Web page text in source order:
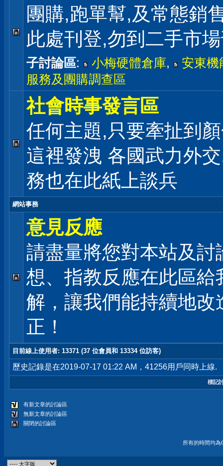
團購,跑單幫,及常態銷
此處刊登,勿到二手市
子討論區: 小梅硬體倉庫,
安東機
服務及團購調查區
社會時事發言區
任何主題,只要牽扯到
這裡發洩 各國武力外
務也在此紙上談兵
網站事務
意見反應
請盡量將您對本站及討
想、指教反應在此區給
解，讓我們能持續地改
正！
目前線上使用者: 13371 (37 位會員和 13334 位訪客)
歷史記錄是在2019-07-17 01:22 AM，41256用戶同時上線.
標記
有新文章的討論區
無新文章的討論區
關閉的討論區
所有的時間均為